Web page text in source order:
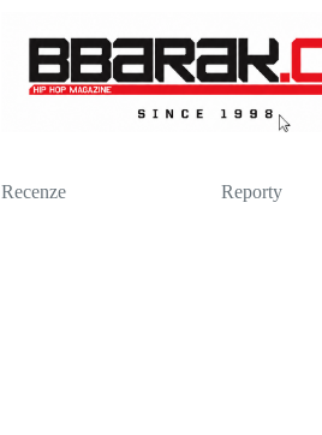
Recenze Reporty